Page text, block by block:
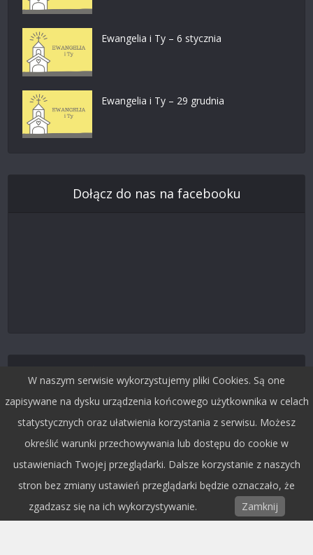
Ewangelia i Ty – 6 stycznia
Ewangelia i Ty – 29 grudnia
Dołącz do nas na facebooku
Śledź nas na Twitterze
W naszym serwisie wykorzystujemy pliki Cookies. Są one
zapisywane na dysku urządzenia końcowego użytkownika w celach
statystycznych oraz ułatwienia korzystania z serwisu. Możesz
określić warunki przechowywania lub dostępu do cookie w
ustawieniach Twojej przeglądarki. Dalsze korzystanie z naszych
stron bez zmiany ustawień przeglądarki będzie oznaczało, że
zgadzasz się na ich wykorzystywanie.
Zamknij